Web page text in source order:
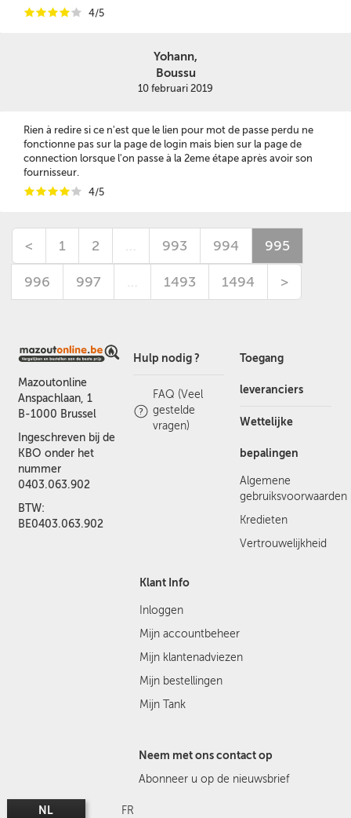
iiiii 4/5
Yohann,
Boussu
10 februari 2019
Rien à redire si ce n'est que le lien pour mot de passe perdu ne
fonctionne pas sur la page de login mais bien sur la page de
connection lorsque l'on passe à la 2eme étape après avoir son
fournisseur.
iiiii 4/5
< 1 2 … 993 994 995
996 997 … 1493 1494 >
Mazoutonline
Anspachlaan, 1
B-1000 Brussel
Ingeschreven bij de
KBO onder het
nummer
0403.063.902
BTW:
BE0403.063.902
Hulp nodig ?
FAQ (Veel
gestelde
vragen)
Toegang
leveranciers
Wettelijke
bepalingen
Algemene
gebruiksvoorwaarden
Kredieten
Vertrouwelijkheid
Klant Info
Inloggen
Mijn accountbeheer
Mijn klantenadviezen
Mijn bestellingen
Mijn Tank
Neem met ons contact op
Abonneer u op de nieuwsbrief
NL FR